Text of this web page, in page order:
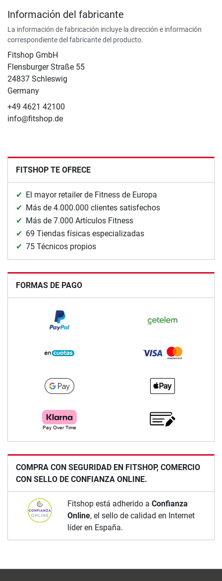
Información del fabricante
La información de fabricación incluye la dirección e información
correspondiente del fabricante del producto.
Fitshop GmbH
Flensburger Straße 55
24837 Schleswig
Germany
+49 4621 42100
info@fitshop.de
FITSHOP TE OFRECE
El mayor retailer de Fitness de Europa
Más de 4.000.000 clientes satisfechos
Más de 7.000 Artículos Fitness
69 Tiendas físicas especializadas
75 Técnicos propios
FORMAS DE PAGO
COMPRA CON SEGURIDAD EN FITSHOP, COMERCIO
CON SELLO DE CONFIANZA ONLINE.
Fitshop está adherido a Confianza
Online, el sello de calidad en Internet
líder en España.